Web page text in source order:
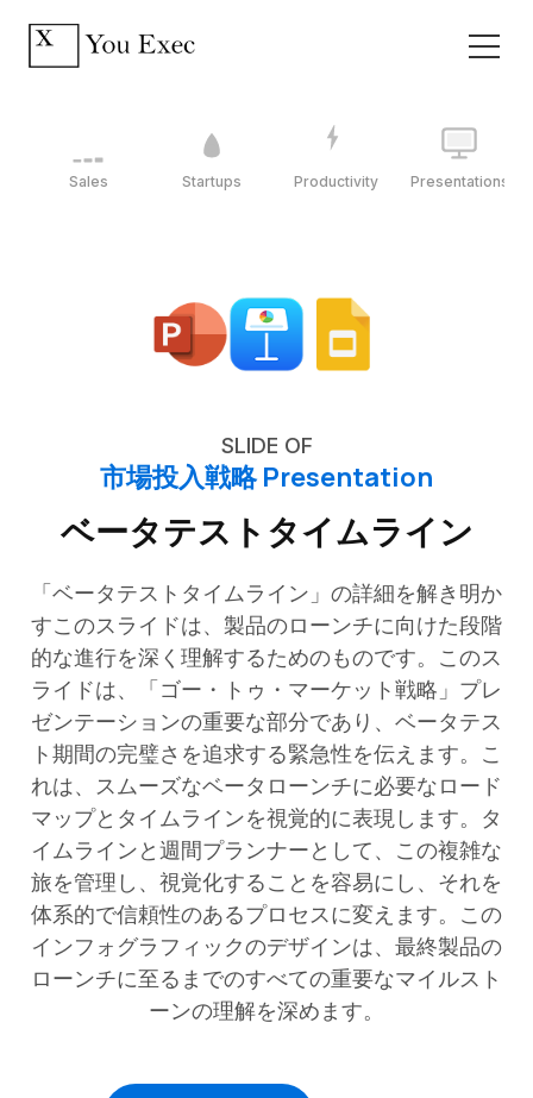
Sales Startups Productivity Presentations
SLIDE OF
市場投入戦略 Presentation
ベータテストタイムライン
「ベータテストタイムライン」の詳細を解き明か
すこのスライドは、製品のローンチに向けた段階
的な進行を深く理解するためのものです。このス
ライドは、「ゴー・トゥ・マーケット戦略」プレ
ゼンテーションの重要な部分であり、ベータテス
ト期間の完璧さを追求する緊急性を伝えます。こ
れは、スムーズなベータローンチに必要なロード
マップとタイムラインを視覚的に表現します。タ
イムラインと週間プランナーとして、この複雑な
旅を管理し、視覚化することを容易にし、それを
体系的で信頼性のあるプロセスに変えます。この
インフォグラフィックのデザインは、最終製品の
ローンチに至るまでのすべての重要なマイルスト
ーンの理解を深めます。